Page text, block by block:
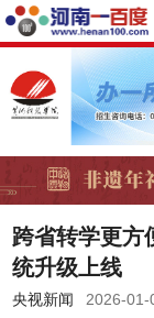
跨省转学更方
统升级上线
央视新闻 2026-01-